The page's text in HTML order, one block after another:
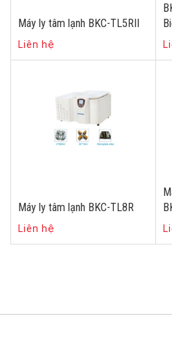
Máy ly tâm lạnh BKC-TL5RII
Liên hệ
Máy ly tâm lạnh BKC-TL8R
Liên hệ